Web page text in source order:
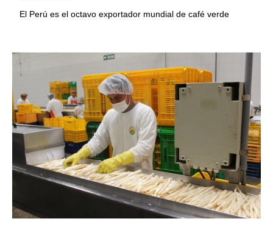
El Perú es el octavo exportador mundial de café verde